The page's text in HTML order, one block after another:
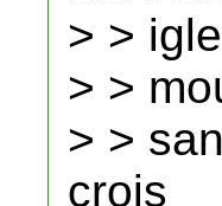
> >
> >
> >
crois